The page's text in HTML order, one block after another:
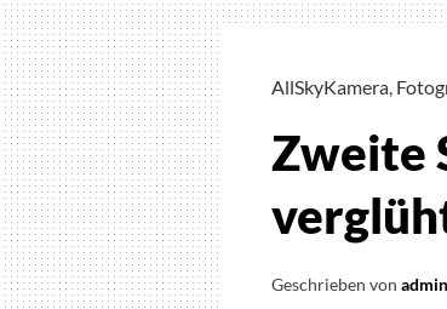
AllSkyKamera
Zweite
Geschrieben von admin